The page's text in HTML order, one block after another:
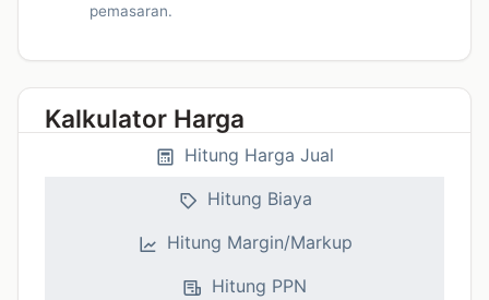
pemasaran.
Kalkulator Harga
Hitung Harga Jual
Hitung Biaya
Hitung Margin/Markup
Hitung PPN